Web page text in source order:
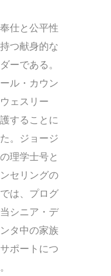
仕と公平性
つ献身的な
ーである。
ル・カウン
ェスリー
することに
。ジョージ
理学士号と
セリングの
は、プログ
シニア・デ
タ中の家族
ポートにつ